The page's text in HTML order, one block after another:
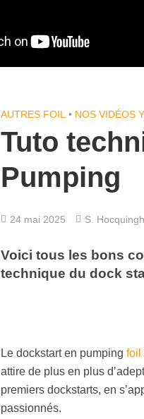
AUTRES FOIL • NOS VIDÉOS
Tuto
Pumping
24 mai 2025 S.
Voici tous les bons
technique du dock
Le dockstart en pumping foil
attire de plus en plus
premiers dockstarts, en
passionnés.